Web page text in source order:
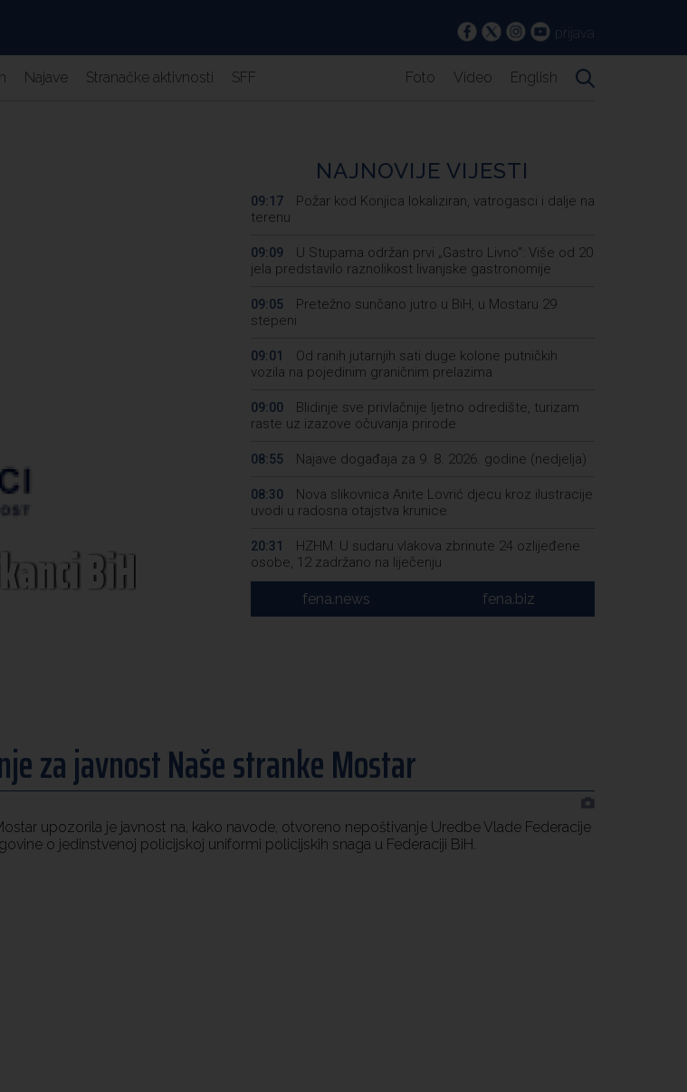
prijava
Najave Stranačke aktivnosti SFF Foto Video English
BiH
NAJNOVIJE VIJESTI
09:17
Požar kod Konjica lokaliziran, vatrogasci i dalje na
terenu
09:09
U Stupama održan prvi „Gastro Livno“: Više od 20
jela predstavilo raznolikost livanjske gastronomije
09:05
Pretežno sunčano jutro u BiH, u Mostaru 29
stepeni
09:01
Od ranih jutarnjih sati duge kolone putničkih
vozila na pojedinim graničnim prelazima
09:00
Blidinje sve privlačnije ljetno odredište, turizam
raste uz izazove očuvanja prirode
08:55 Najave događaja za 9. 8. 2026. godine (nedjelja)
08:30
Nova slikovnica Anite Lovrić djecu kroz ilustracije
uvodi u radosna otajstva krunice
20:31
HZHM: U sudaru vlakova zbrinute 24 ozlijeđene
osobe, 12 zadržano na liječenju
Metković: Na Maratonu lađa se natječe 31 ekipa
fena.news fena.biz
za javnost Naše stranke Mostar
upozorila je javnost na, kako navode, otvoreno nepoštivanje Uredbe Vlade Federacije
o jedinstvenoj policijskoj uniformi policijskih snaga u Federaciji BiH.